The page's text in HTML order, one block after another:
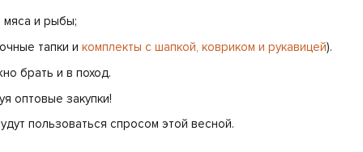
мяса и рыбы;
тапки и комплекты с шапкой, ковриком и рукавицей).
брать и в поход.
оптовые закупки!
пользоваться спросом этой весной.